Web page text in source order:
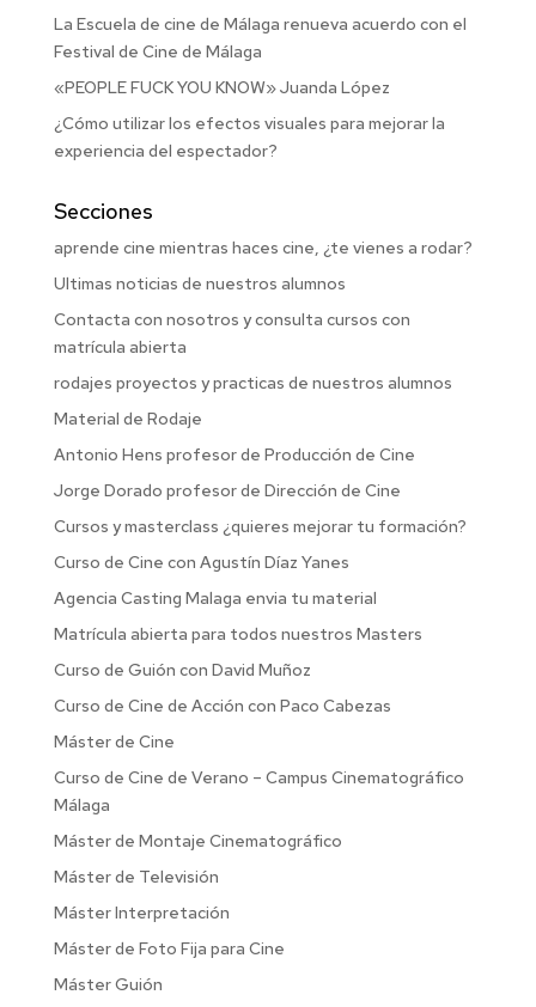
La Escuela de cine de Málaga renueva acuerdo con el
Festival de Cine de Málaga
«PEOPLE FUCK YOU KNOW» Juanda López
¿Cómo utilizar los efectos visuales para mejorar la
experiencia del espectador?
Secciones
aprende cine mientras haces cine, ¿te vienes a rodar?
Ultimas noticias de nuestros alumnos
Contacta con nosotros y consulta cursos con
matrícula abierta
rodajes proyectos y practicas de nuestros alumnos
Material de Rodaje
Antonio Hens profesor de Producción de Cine
Jorge Dorado profesor de Dirección de Cine
Cursos y masterclass ¿quieres mejorar tu formación?
Curso de Cine con Agustín Díaz Yanes
Agencia Casting Malaga envia tu material
Matrícula abierta para todos nuestros Masters
Curso de Guión con David Muñoz
Curso de Cine de Acción con Paco Cabezas
Máster de Cine
Curso de Cine de Verano – Campus Cinematográfico
Málaga
Máster de Montaje Cinematográfico
Máster de Televisión
Máster Interpretación
Máster de Foto Fija para Cine
Máster Guión